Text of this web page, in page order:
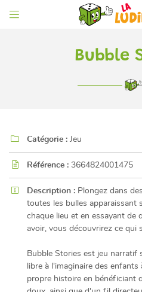

En cochant cette case, vous consentez à
l'adresse email indiqué ci-dessus. Vous
utilisant
le formulaire de désinscription
Bubble
 Catégorie : Jeu
 Référence : 3664824001475
 Description : Plongez dans
toutes les bulles apparaissant
chaque lieu et en essayant de
avoir, vous découvrirez ce qui
Bubble Stories est jeu narratif
libre à l'imaginaire des
propre histoire en bénéficiant